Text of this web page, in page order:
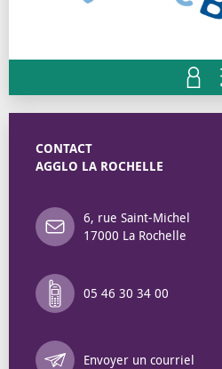
CONTACT
AGGLO LA ROCHELLE
6, rue Saint-Michel
17000 La Rochelle
05 46 30 34 00
Envoyer un courriel